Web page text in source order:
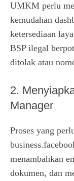
UMKM perlu
kemudahan
ketersediaan
BSP ilegal
ditolak atau
2.
Manager
Proses yang
menambahkan
dokumen, dan